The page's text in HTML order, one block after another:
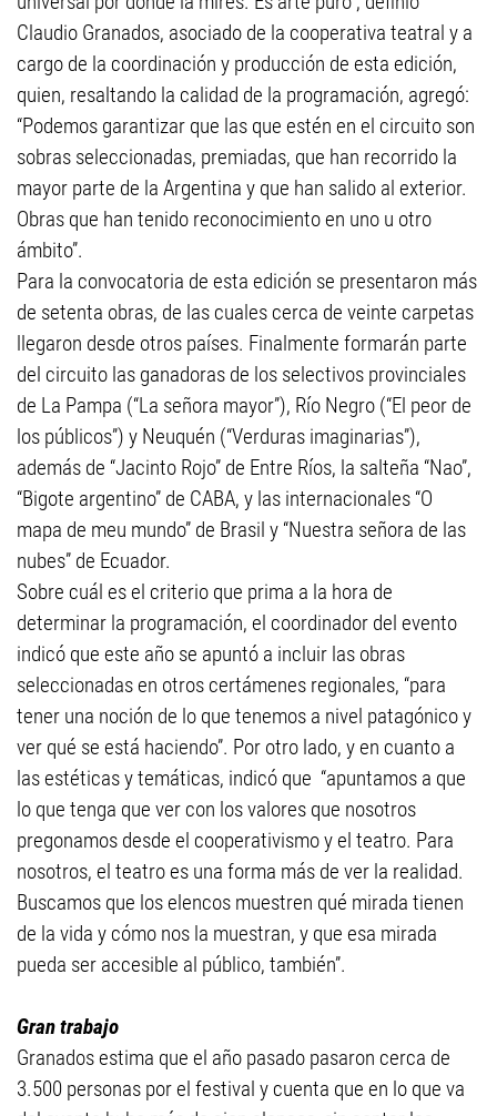
Claudio Granados, asociado de la cooperativa teatral y a
cargo de la coordinación y producción de esta edición,
quien, resaltando la calidad de la programación, agregó:
“Podemos garantizar que las que estén en el circuito son
sobras seleccionadas, premiadas, que han recorrido la
mayor parte de la Argentina y que han salido al exterior.
Obras que han tenido reconocimiento en uno u otro
ámbito”.
Para la convocatoria de esta edición se presentaron más
de setenta obras, de las cuales cerca de veinte carpetas
llegaron desde otros países. Finalmente formarán parte
del circuito las ganadoras de los selectivos provinciales
de La Pampa (“La señora mayor”), Río Negro (“El peor de
los públicos”) y Neuquén (“Verduras imaginarias”),
además de “Jacinto Rojo” de Entre Ríos, la salteña “Nao”,
“Bigote argentino” de CABA, y las internacionales “O
mapa de meu mundo” de Brasil y “Nuestra señora de las
nubes” de Ecuador.
Sobre cuál es el criterio que prima a la hora de
determinar la programación, el coordinador del evento
indicó que este año se apuntó a incluir las obras
seleccionadas en otros certámenes regionales, “para
tener una noción de lo que tenemos a nivel patagónico y
ver qué se está haciendo”. Por otro lado, y en cuanto a
las estéticas y temáticas, indicó que “apuntamos a que
lo que tenga que ver con los valores que nosotros
pregonamos desde el cooperativismo y el teatro. Para
nosotros, el teatro es una forma más de ver la realidad.
Buscamos que los elencos muestren qué mirada tienen
de la vida y cómo nos la muestran, y que esa mirada
pueda ser accesible al público, también”.
Gran trabajo
Granados estima que el año pasado pasaron cerca de
3.500 personas por el festival y cuenta que en lo que va